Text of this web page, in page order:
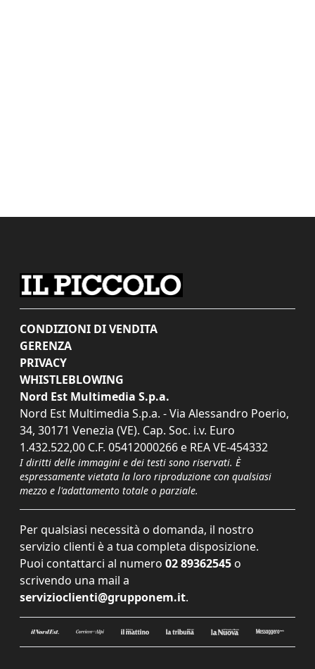
CONDIZIONI DI VENDITA
GERENZA
PRIVACY
WHISTLEBLOWING
Nord Est Multimedia S.p.a.
Nord Est Multimedia S.p.a. - Via Alessandro Poerio,
34, 30171 Venezia (VE). Cap. Soc. i.v. Euro
1.432.522,00 C.F. 05412000266 e REA VE-454332
I diritti delle immagini e dei testi sono riservati. È
espressamente vietata la loro riproduzione con qualsiasi
mezzo e l'adattamento totale o parziale.
Per qualsiasi necessità o domanda, il nostro
servizio clienti è a tua completa disposizione.
Puoi contattarci al numero 02 89362545 o
scrivendo una mail a
servizioclienti@grupponem.it.